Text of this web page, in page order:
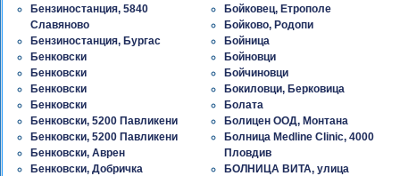
Бензиностанция, 5840
Славяново
Бензиностанция, Бургас
Бенковски
Бенковски
Бенковски
Бенковски
Бенковски, 5200 Павликени
Бенковски, 5200 Павликени
Бенковски, Аврен
Бенковски, Добричка
Бойковец, Етрополе
Бойково, Родопи
Бойница
Бойновци
Бойчиновци
Бокиловци, Берковица
Болата
Болицен ООД, Монтана
Болница Medline Clinic, 4000
Пловдив
БОЛНИЦА ВИТА, улица